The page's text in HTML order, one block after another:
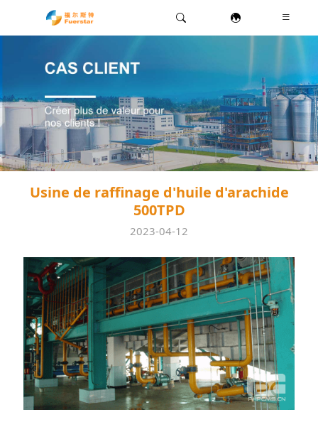
Usine de raffinage d'huile d'arachide
500TPD
2023-04-12